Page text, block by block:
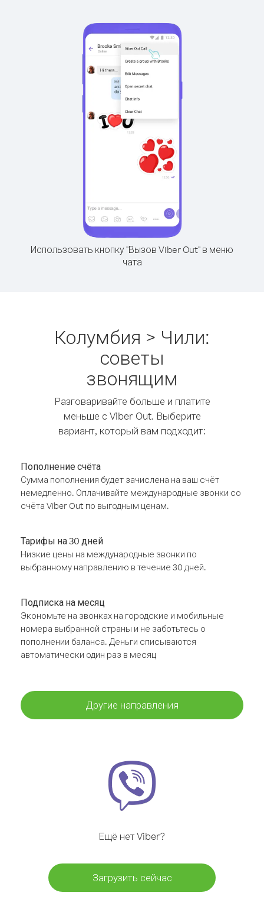
Использовать кнопку "Вызов Viber Out" в меню
чата
Колумбия > Чили:
советы
звонящим
Разговаривайте больше и платите
меньше с Viber Out. Выберите
вариант, который вам подходит:
Пополнение счёта
Сумма пополнения будет зачислена на ваш счёт
немедленно. Оплачивайте международные звонки со
счёта Viber Out по выгодным ценам.
Тарифы на 30 дней
Низкие цены на международные звонки по
выбранному направлению в течение 30 дней.
Подписка на месяц
Экономьте на звонках на городские и мобильные
номера выбранной страны и не заботьтесь о
пополнении баланса. Деньги списываются
автоматически один раз в месяц
Другие направления
Ещё нет Viber?
Загрузить сейчас